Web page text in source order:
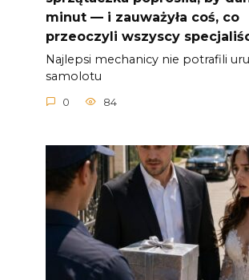
minut — i zauważyła coś, co
przeoczyli wszyscy
Najlepsi mechanicy nie potrafili
samolotu
0 84